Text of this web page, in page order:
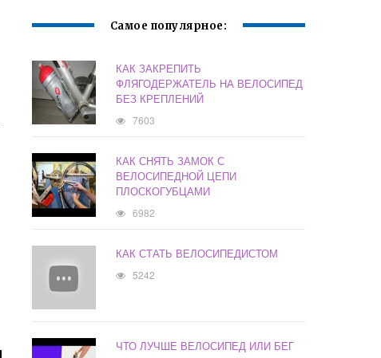
Самое популярное:
КАК ЗАКРЕПИТЬ
ФЛЯГОДЕРЖАТЕЛЬ НА ВЕЛОСИПЕД
БЕЗ КРЕПЛЕНИЙ
7603
КАК СНЯТЬ ЗАМОК С
ВЕЛОСИПЕДНОЙ ЦЕПИ
ПЛОСКОГУБЦАМИ
6982
КАК СТАТЬ ВЕЛОСИПЕДИСТОМ
5242
ЧТО ЛУЧШЕ ВЕЛОСИПЕД ИЛИ БЕГ